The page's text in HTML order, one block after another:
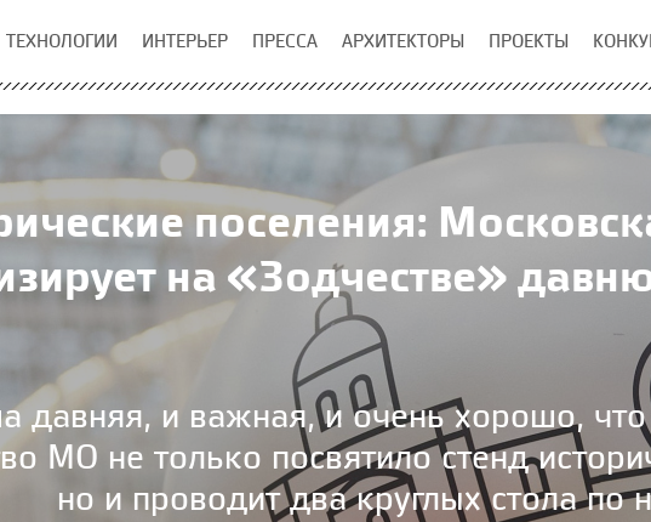
ТЕХНОЛОГИИ ИНТЕРЬЕР ПРЕССА АРХИТЕКТОРЫ ПРОЕКТЫ
поселения:
на «Зодчестве»
давняя, и важная, и очень хорошо, что
МО не только посвятило стенд
но и проводит два круглых стола по